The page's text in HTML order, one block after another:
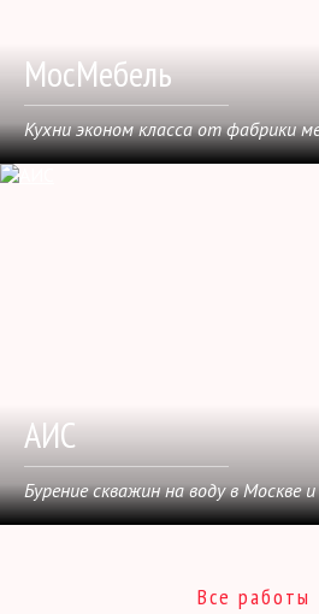
МосМебель
Кухни эконом класса от фабрики
АИС
Бурение скважин на воду в Москве
Все